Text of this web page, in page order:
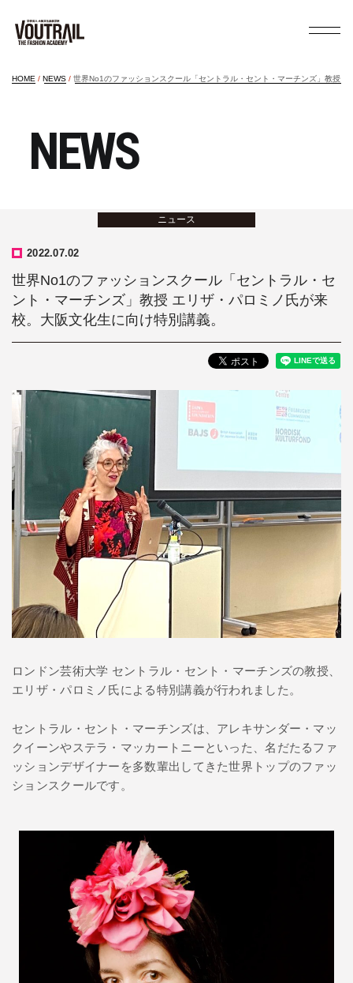
HOME NEWS 世界No1のファッションスクール「セントラル・セント・マーチンズ」教授
NEWS
ニュース
2022.07.02
世界No1のファッションスクール「セントラル・セ
ント・マーチンズ」教授 エリザ・パロミノ氏が来
校。大阪文化生に向け特別講義。
ロンドン芸術大学 セントラル・セント・マーチンズの教授、
エリザ・パロミノ氏による特別講義が行われました。
セントラル・セント・マーチンズは、アレキサンダー・マッ
クイーンやステラ・マッカートニーといった、名だたるファ
ッションデザイナーを多数輩出してきた世界トップのファッ
ションスクールです。